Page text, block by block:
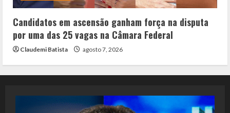
Candidatos em ascensão ganham força na disputa
por uma das 25 vagas na Câmara Federal
Claudemi Batista agosto 7, 2026